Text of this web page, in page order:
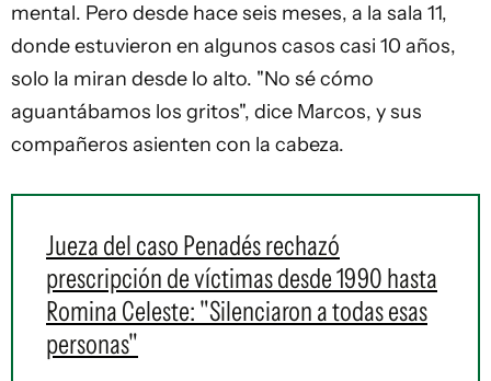
mental. Pero desde hace seis meses, a la sala 11,
donde estuvieron en algunos casos casi 10 años,
solo la miran desde lo alto. "No sé cómo
aguantábamos los gritos", dice Marcos, y sus
compañeros asienten con la cabeza.
Jueza del caso Penadés rechazó
prescripción de víctimas desde 1990 hasta
Romina Celeste: "Silenciaron a todas esas
personas"